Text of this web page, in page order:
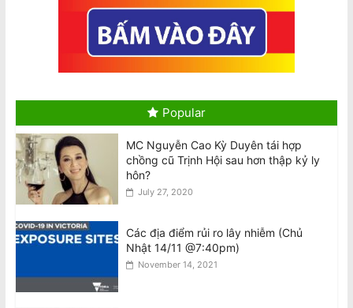
August 7, 2026
Điều tra Dân số 2026: Thông tin cho di
dân, người tị nạn và du khách quốc tế
Census 2026: Information for
migrants, refugees and international
visitors
August 7, 2026
August 7, 2026
Popular
MC Nguyễn Cao Kỳ Duyên tái hợp
chồng cũ Trịnh Hội sau hơn thập kỷ ly
hôn?
July 27, 2020
Các địa điểm rủi ro lây nhiễm (Chủ
Nhật 14/11 @7:40pm)
November 14, 2021